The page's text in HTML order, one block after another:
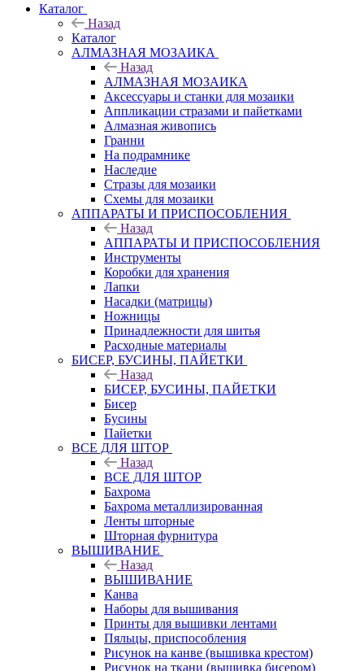
Каталог
Назад
Каталог
АЛМАЗНАЯ МОЗАИКА
Назад
АЛМАЗНАЯ МОЗАИКА
Аксессуары и станки для мозаики
Аппликации стразами и пайетками
Алмазная живопись
Гранни
На подрамнике
Наследие
Стразы для мозаики
Схемы для мозаики
АППАРАТЫ И ПРИСПОСОБЛЕНИЯ
Назад
АППАРАТЫ И ПРИСПОСОБЛЕНИЯ
Инструменты
Коробки для хранения
Лапки
Насадки (матрицы)
Ножницы
Принадлежности для шитья
Расходные материалы
БИСЕР, БУСИНЫ, ПАЙЕТКИ
Назад
БИСЕР, БУСИНЫ, ПАЙЕТКИ
Бисер
Бусины
Пайетки
ВСЕ ДЛЯ ШТОР
Назад
ВСЕ ДЛЯ ШТОР
Бахрома
Бахрома металлизированная
Ленты шторные
Шторная фурнитура
ВЫШИВАНИЕ
Назад
ВЫШИВАНИЕ
Канва
Наборы для вышивания
Принты для вышивки лентами
Пяльцы, приспособления
Рисунок на канве (вышивка крестом)
Рисунок на ткани (вышивка бисером)